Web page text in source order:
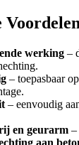
werking –
– toepasbaar
– eenvoudig
en geurarm –